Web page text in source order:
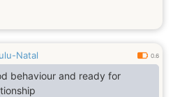
Natal 0.6
behaviour and ready for